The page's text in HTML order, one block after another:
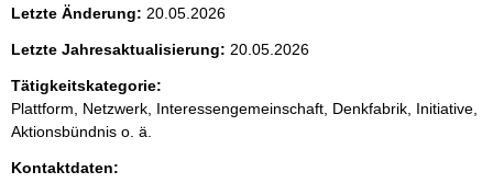
e
n
i
Letzte Änderung: 20.05.2026
Letzte Jahresaktualisierung: 20.05.2026
Tätigkeitskategorie:
Plattform, Netzwerk, Interessengemeinschaft, Denkfabrik, Initiative,
Aktionsbündnis o. ä.
Kontaktdaten: